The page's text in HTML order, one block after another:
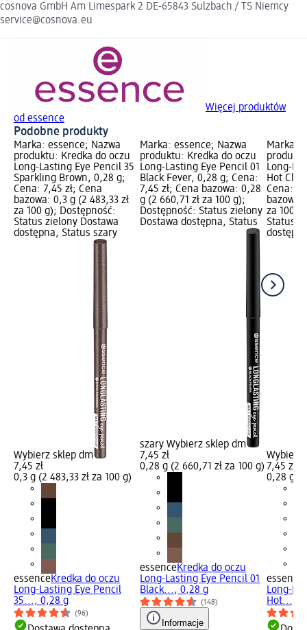
cosnova GmbH Am Limespark 2 DE-65843 Sulzbach / TS Niemcy
service@cosnova.eu
Więcej produktów
od essence
Podobne produkty
Marka: essence; Nazwa
produktu: Kredka do oczu
Long-Lasting Eye Pencil 35
Sparkling Brown, 0,28 g;
Cena: 7,45 zł; Cena
bazowa: 0,3 g (2 483,33 zł
za 100 g); Dostępność:
Status zielony Dostawa
dostępna, Status szary
Wybierz sklep dm
7,45 zł
0,3 g (2 483,33 zł za 100 g)
essenceKredka do oczu
Long-Lasting Eye Pencil
35..., 0,28 g
(96)
Marka: essence; Nazwa
produktu: Kredka do oczu
Long-Lasting Eye Pencil 01
Black Fever, 0,28 g; Cena:
7,45 zł; Cena bazowa: 0,28
g (2 660,71 zł za 100 g);
Dostępność: Status zielony
Dostawa dostępna, Status
szary Wybierz sklep dm
7,45 zł
0,28 g (2 660,71 zł za 100 g)
essenceKredka do oczu
Long-Lasting Eye Pencil 01
Black..., 0,28 g
(148)
Informacje
Marka:
Long-
Hot
Cena:
bazowa:
za 100
Status
Wybierz
7,45 zł
0,28 g (2
essence
Long-
Hot...,